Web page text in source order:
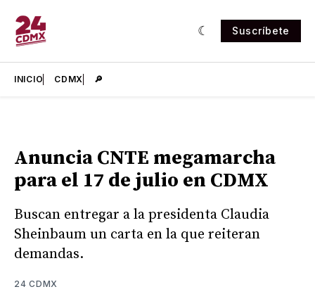
Suscríbete
INICIO CDMX 🔎
Anuncia CNTE megamarcha
para el 17 de julio en CDMX
Buscan entregar a la presidenta Claudia
Sheinbaum un carta en la que reiteran
demandas.
24 CDMX